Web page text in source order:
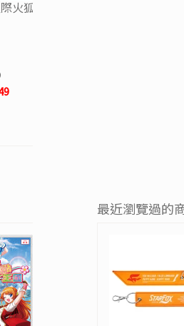
火狐
最近瀏覽過的